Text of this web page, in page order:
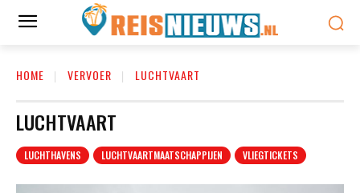
HOME VERVOER LUCHTVAART
LUCHTVAART
LUCHTHAVENS LUCHTVAARTMAATSCHAPPIJEN VLIEGTICKETS